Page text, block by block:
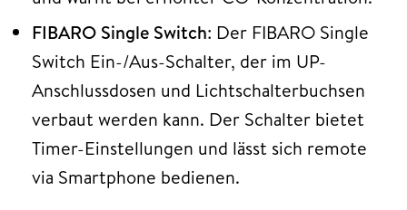
FIBARO Single Switch: Der FIBARO Single
Switch Ein-/Aus-Schalter, der im UP-
Anschlussdosen und Lichtschalterbuchsen
verbaut werden kann. Der Schalter bietet
Timer-Einstellungen und lässt sich remote
via Smartphone bedienen.